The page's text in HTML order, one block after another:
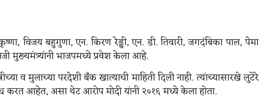
विजय बहुगुणा, एन. किरण रेड्डी, एन. डी. तिवारी, जगदंबिका पाल, पेमा
मुख्यमंत्र्यांनी भाजपमध्ये प्रवेश केला आहे.
व मुलाच्या परदेशी बँक खात्याची माहिती दिली नाही. त्यांच्यासारखे लुटेरे
करत आहेत, असा थेट आरोप मोदी यांनी २०१६ मध्ये केला होता.